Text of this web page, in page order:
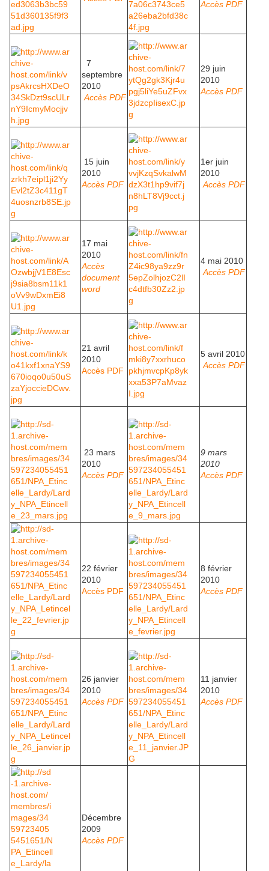
Accès PDF
7
septembre
2010
Accès PDF
29 juin
2010
Accès PDF
15 juin
2010
Accès PDF
1er juin
2010
Accès PDF
17 mai
2010
Accès
document
word
4 mai 2010
Accès PDF
21 avril
2010
Accès PDF
5 avril 2010
Accès PDF
23 mars
2010
Accès PDF
9 mars
2010
Accès PDF
22 février
2010
Accès PDF
8 février
2010
Accès PDF
26 janvier
2010
Accès PDF
11 janvier
2010
Accès PDF
Décembre
2009
Accès PDF